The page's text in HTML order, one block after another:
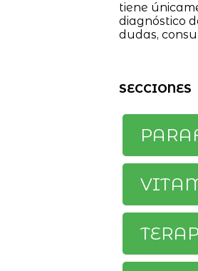
tiene
diagnóstico
dudas,
SECCIONES